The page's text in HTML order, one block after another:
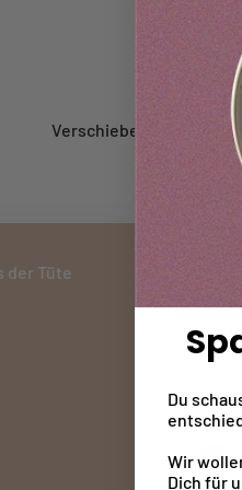
Verschiebe den Regler
vor dem
der Tüte
Ofen
Du
Wir
Dich für